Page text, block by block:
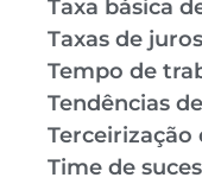
Taxa básica
Taxas de juros
Tempo de
Tendências
Terceirização
Time de